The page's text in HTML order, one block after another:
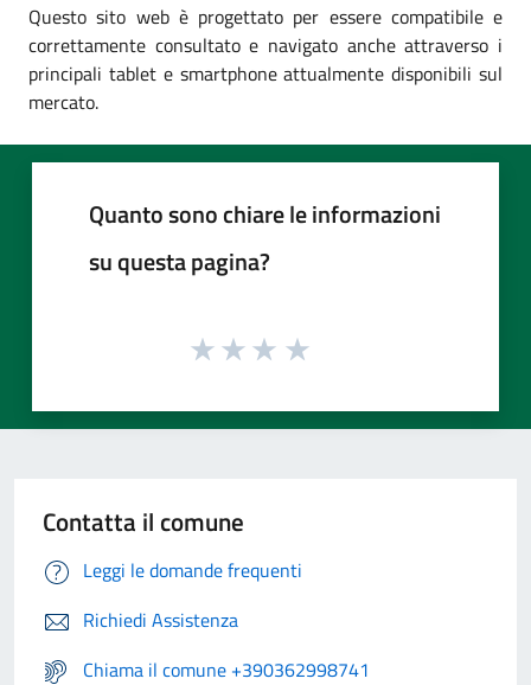
Questo sito web è progettato per essere compatibile e
correttamente consultato e navigato anche attraverso i
principali tablet e smartphone attualmente disponibili sul
mercato.
Quanto sono chiare le informazioni
su questa pagina?
Contatta il comune
Leggi le domande frequenti
Richiedi Assistenza
Chiama il comune +390362998741